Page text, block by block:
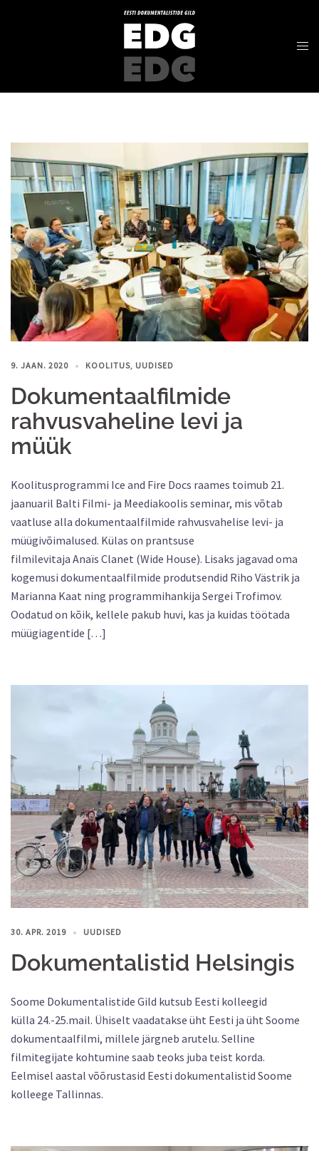
9. JAAN. 2020 KOOLITUS, UUDISED
Dokumentaalfilmide
rahvusvaheline levi ja
müük
Koolitusprogrammi Ice and Fire Docs raames toimub 21.
jaanuaril Balti Filmi- ja Meediakoolis seminar, mis võtab
vaatluse alla dokumentaalfilmide rahvusvahelise levi- ja
müügivõimalused. Külas on prantsuse
filmilevitaja Anaïs Clanet (Wide House). Lisaks jagavad oma
kogemusi dokumentaalfilmide produtsendid Riho Västrik ja
Marianna Kaat ning programmihankija Sergei Trofimov.
Oodatud on kõik, kellele pakub huvi, kas ja kuidas töötada
müügiagentide […]
30. APR. 2019 UUDISED
Dokumentalistid Helsingis
Soome Dokumentalistide Gild kutsub Eesti kolleegid
külla 24.-25.mail. Ühiselt vaadatakse üht Eesti ja üht Soome
dokumentaalfilmi, millele järgneb arutelu. Selline
filmitegijate kohtumine saab teoks juba teist korda.
Eelmisel aastal võõrustasid Eesti dokumentalistid Soome
kolleege Tallinnas.